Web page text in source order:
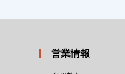
営業情報